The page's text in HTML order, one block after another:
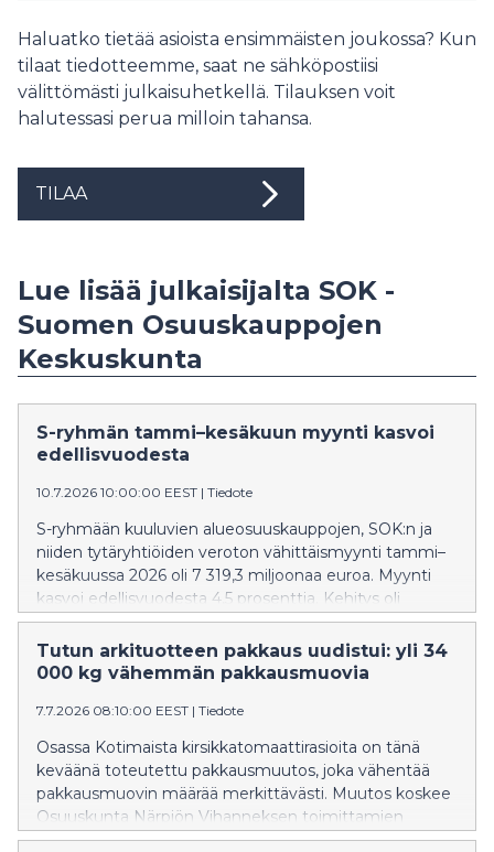
Haluatko tietää asioista ensimmäisten joukossa? Kun
tilaat tiedotteemme, saat ne sähköpostiisi
välittömästi julkaisuhetkellä. Tilauksen voit
halutessasi perua milloin tahansa.
TILAA
Lue lisää julkaisijalta SOK -
Suomen Osuuskauppojen
Keskuskunta
S-ryhmän tammi–kesäkuun myynti kasvoi
edellisvuodesta
10.7.2026 10:00:00 EEST | Tiedote
S-ryhmään kuuluvien alueosuuskauppojen, SOK:n ja
niiden tytäryhtiöiden veroton vähittäismyynti tammi–
kesäkuussa 2026 oli 7 319,3 miljoonaa euroa. Myynti
kasvoi edellisvuodesta 4,5 prosenttia. Kehitys oli
vahvaa muun muassa liikennekaupassa ja
marketkaupassa.
Tutun arkituotteen pakkaus uudistui: yli 34
000 kg vähemmän pakkausmuovia
7.7.2026 08:10:00 EEST | Tiedote
Osassa Kotimaista kirsikkatomaattirasioita on tänä
keväänä toteutettu pakkausmuutos, joka vähentää
pakkausmuovin määrää merkittävästi. Muutos koskee
Osuuskunta Närpiön Vihanneksen toimittamien
Kotimaista kirsikkatomaattien rasioita, joissa